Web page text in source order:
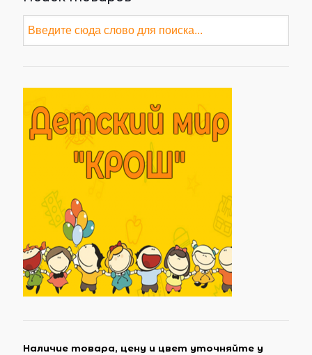
Наличие товара, цену и цвет уточняйте у